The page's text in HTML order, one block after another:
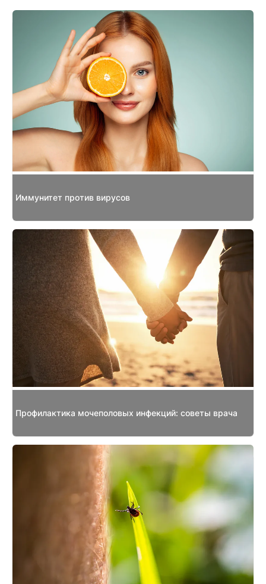
Иммунитет против вирусов
Профилактика мочеполовых инфекций: советы врача